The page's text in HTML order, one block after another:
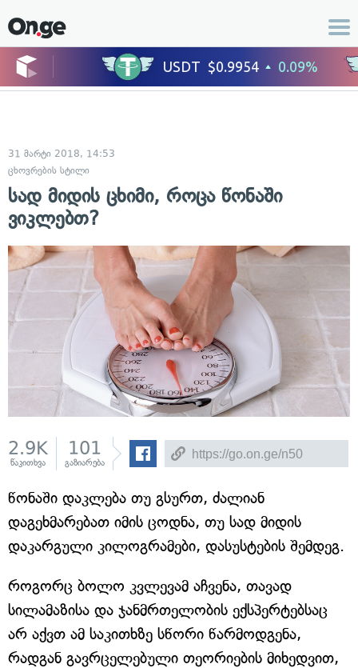
31 მარტი 2018, 14:53
ცხოვრების სტილი
სად მიდის ცხიმი, როცა წონაში
ვიკლებთ?
2.9K
წაკითხვა
101
გაზიარება
წონაში დაკლება თუ გსურთ, ძალიან
დაგეხმარებათ იმის ცოდნა, თუ სად მიდის
დაკარგული კილოგრამები, დასუსტების შემდეგ.
როგორც ბოლო კვლევამ აჩვენა, თავად
სილამაზისა და ჯანმრთელობის ექსპერტებსაც
არ აქვთ ამ საკითხზე სწორი წარმოდგენა,
რადგან გავრცელებული თეორიების მიხედვით,